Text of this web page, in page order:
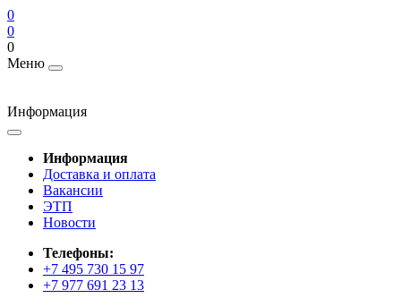
0
0
0
Меню
Информация
Информация
Доставка и оплата
Вакансии
ЭТП
Новости
Телефоны:
+7 495 730 15 97
+7 977 691 23 13